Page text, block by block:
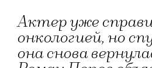
Актер уже
онкологией, но
она снова